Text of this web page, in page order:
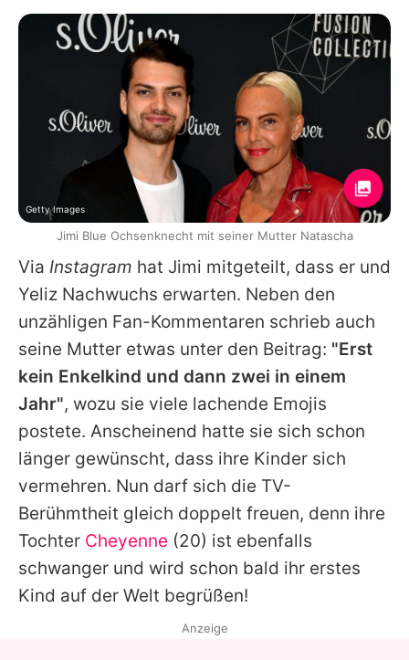
Via Instagram hat Jimi mitgeteilt, dass er und
Yeliz Nachwuchs erwarten. Neben den
unzähligen Fan-Kommentaren schrieb auch
seine Mutter etwas unter den Beitrag: "Erst
kein Enkelkind und dann zwei in einem
Jahr", wozu sie viele lachende Emojis
postete. Anscheinend hatte sie sich schon
länger gewünscht, dass ihre Kinder sich
vermehren. Nun darf sich die TV-
Berühmtheit gleich doppelt freuen, denn ihre
Tochter Cheyenne (20) ist ebenfalls
schwanger und wird schon bald ihr erstes
Kind auf der Welt begrüßen!
Getty Images
Jimi Blue Ochsenknecht mit seiner Mutter Natascha
Anzeige